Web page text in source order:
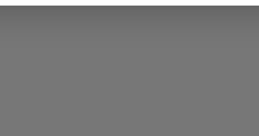
correttamente, ad esempio per